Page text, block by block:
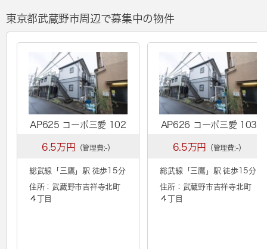
東京都武蔵野市周辺で募集中の物件
AP625 コーポ三愛 102
6.5万円 （管理費:-）
総武線「 三鷹」駅 徒歩15分
住所：武蔵野市吉祥寺北町
４丁目
AP626 コーポ三愛 103
6.5万円 （管理費:-）
総武線「 三鷹」駅 徒歩15分
住所：武蔵野市吉祥寺北町
４丁目